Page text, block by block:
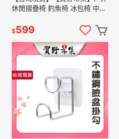
休閒摺疊椅 釣魚椅 冰包椅 中大
營 野營 冰袋 冰箱 飲料袋
$599